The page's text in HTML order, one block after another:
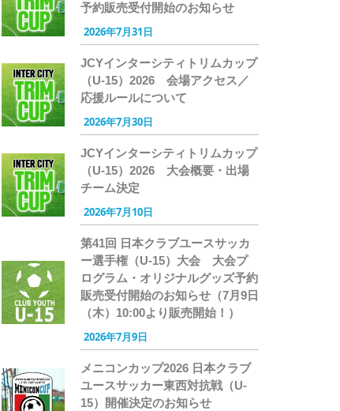
予約販売受付開始のお知らせ
2026年7月31日
JCYインターシティトリムカップ
（U-15）2026 会場アクセス／
応援ルールについて
2026年7月30日
JCYインターシティトリムカップ
（U-15）2026 大会概要・出場
チーム決定
2026年7月10日
第41回 日本クラブユースサッカ
ー選手権（U-15）大会 大会プ
ログラム・オリジナルグッズ予約
販売受付開始のお知らせ（7月9日
（木）10:00より販売開始！）
2026年7月9日
メニコンカップ2026 日本クラブ
ユースサッカー東西対抗戦（U-
15）開催決定のお知らせ